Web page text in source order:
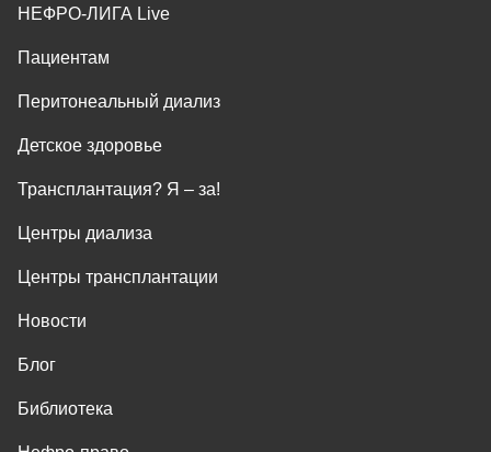
НЕФРО-ЛИГА Live
Пациентам
Перитонеальный диализ
Детское здоровье
Трансплантация? Я ‒ за!
Центры диализа
Центры трансплантации
Новости
Блог
Библиотека